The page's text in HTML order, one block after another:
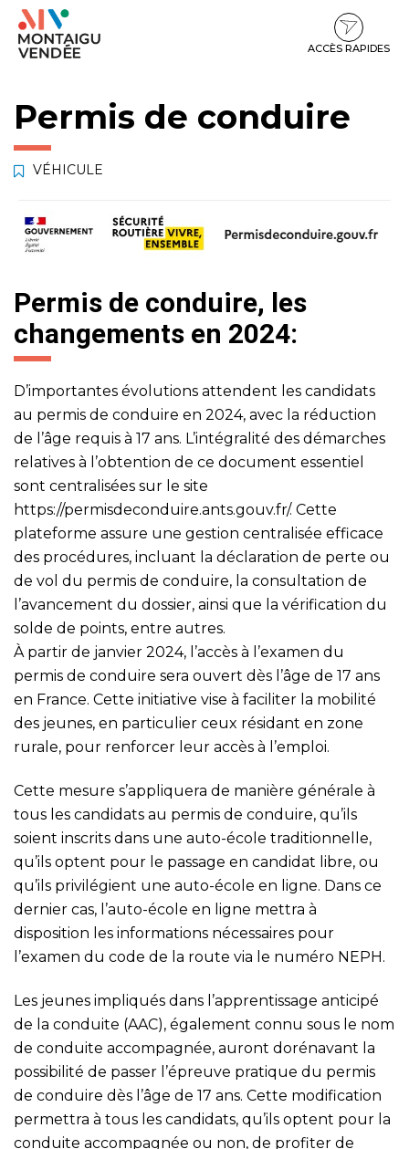
Gestion des traceurs
Aller
Aller
contenu
Aller
pied
ACCÈS RAPIDES
Permis de conduire
VÉHICULE
Permis de conduire, les
changements en 2024:
D’importantes évolutions attendent les candidats
au permis de conduire en 2024, avec la réduction
de l’âge requis à 17 ans. L’intégralité des démarches
relatives à l’obtention de ce document essentiel
sont centralisées sur le site
https://permisdeconduire.ants.gouv.fr/. Cette
plateforme assure une gestion centralisée efficace
des procédures, incluant la déclaration de perte ou
de vol du permis de conduire, la consultation de
l’avancement du dossier, ainsi que la vérification du
solde de points, entre autres.
À partir de janvier 2024, l’accès à l’examen du
permis de conduire sera ouvert dès l’âge de 17 ans
en France. Cette initiative vise à faciliter la mobilité
des jeunes, en particulier ceux résidant en zone
rurale, pour renforcer leur accès à l’emploi.
Cette mesure s’appliquera de manière générale à
tous les candidats au permis de conduire, qu’ils
soient inscrits dans une auto-école traditionnelle,
qu’ils optent pour le passage en candidat libre, ou
qu’ils privilégient une auto-école en ligne. Dans ce
dernier cas, l’auto-école en ligne mettra à
disposition les informations nécessaires pour
l’examen du code de la route via le numéro NEPH.
Les jeunes impliqués dans l’apprentissage anticipé
de la conduite (AAC), également connu sous le nom
de conduite accompagnée, auront dorénavant la
possibilité de passer l’épreuve pratique du permis
de conduire dès l’âge de 17 ans. Cette modification
permettra à tous les candidats, qu’ils optent pour la
conduite accompagnée ou non, de profiter de